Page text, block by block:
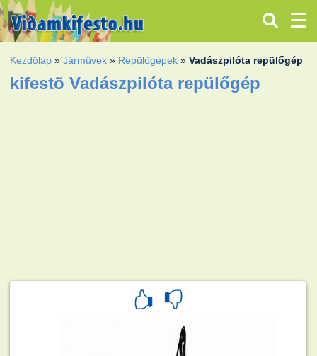
Kezdőlap »Járművek » Repülőgépek »Vadászpilóta repülőgép
kifestõ Vadászpilóta repülőgép